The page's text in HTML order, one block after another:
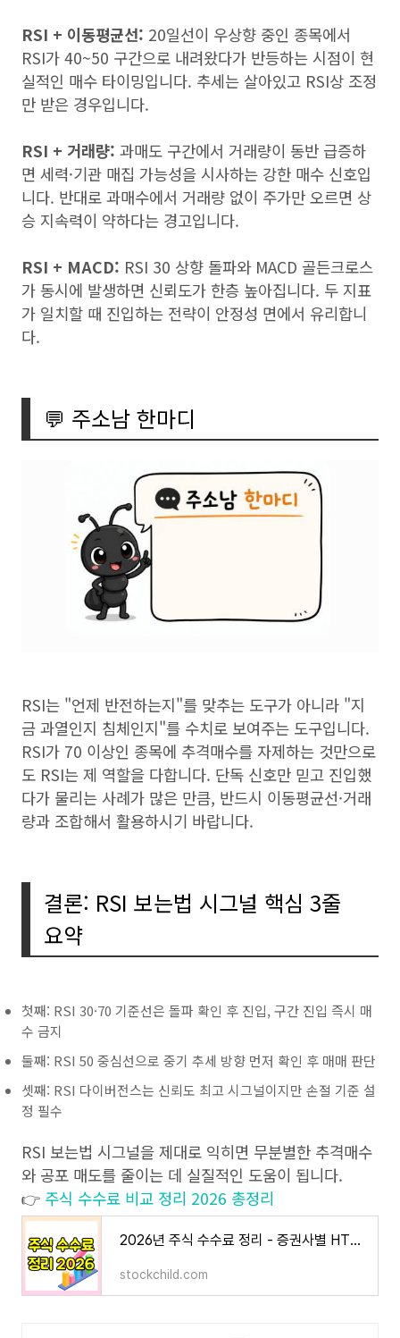
RSI + 이동평균선: 20일선이 우상향 중인 종목에서
RSI가 40~50 구간으로 내려왔다가 반등하는 시점이 현
실적인 매수 타이밍입니다. 추세는 살아있고 RSI상 조정
만 받은 경우입니다.
RSI + 거래량: 과매도 구간에서 거래량이 동반 급증하
면 세력·기관 매집 가능성을 시사하는 강한 매수 신호입
니다. 반대로 과매수에서 거래량 없이 주가만 오르면 상
승 지속력이 약하다는 경고입니다.
RSI + MACD: RSI 30 상향 돌파와 MACD 골든크로스
가 동시에 발생하면 신뢰도가 한층 높아집니다. 두 지표
가 일치할 때 진입하는 전략이 안정성 면에서 유리합니
다.
💬 주소남 한마디
RSI는 "언제 반전하는지"를 맞추는 도구가 아니라 "지
금 과열인지 침체인지"를 수치로 보여주는 도구입니다.
RSI가 70 이상인 종목에 추격매수를 자제하는 것만으로
도 RSI는 제 역할을 다합니다. 단독 신호만 믿고 진입했
다가 물리는 사례가 많은 만큼, 반드시 이동평균선·거래
량과 조합해서 활용하시기 바랍니다.
결론: RSI 보는법 시그널 핵심 3줄
요약
첫째: RSI 30·70 기준선은 돌파 확인 후 진입, 구간 진입 즉시 매
수 금지
둘째: RSI 50 중심선으로 중기 추세 방향 먼저 확인 후 매매 판단
셋째: RSI 다이버전스는 신뢰도 최고 시그널이지만 손절 기준 설
정 필수
RSI 보는법 시그널을 제대로 익히면 무분별한 추격매수
와 공포 매도를 줄이는 데 실질적인 도움이 됩니다.
👉 주식 수수료 비교 정리 2026 총정리
2026년 주식 수수료 정리 - 증권사별 HTS·MTS 수수료 완벽 비교 | 주식 소개해주는 남자 주소남
stockchild.com